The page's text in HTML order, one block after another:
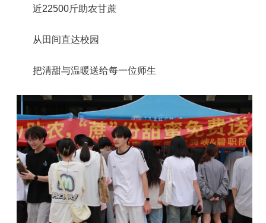
近22500斤助农甘蔗
从田间直达校园
把清甜与温暖送给每一位师生